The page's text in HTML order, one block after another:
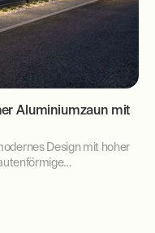
Aluminiumzaun mit
Design mit hoher
und passt perfekt